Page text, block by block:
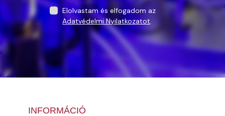
Elolvastam és elfogadom az
Adatvédelmi Nyilatkozatot.
INFORMÁCIÓ